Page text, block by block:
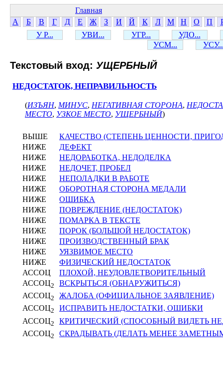
Главная
А
Б В Г Д Е Ж З И Й К Л М Н О П
У Р...
УВИ... УГР...
УДО...
УСМ...
Текстовый вход: УЩЕРБНЫЙ
НЕДОСТАТОК, НЕПРАВИЛЬНОСТЬ
(ИЗЪЯН, МИНУС, НЕГАТИВНАЯ СТОРОНА,
МЕСТО, УЗКОЕ МЕСТО, УЩЕРБНЫЙ)
ВЫШЕ
КАЧЕСТВО (СТЕПЕНЬ ЦЕННОСТИ,
НИЖЕ
ДЕФЕКТ
НИЖЕ
НЕДОРАБОТКА, НЕДОДЕЛКА
НИЖЕ
НЕДОЧЕТ, ПРОБЕЛ
НИЖЕ
НЕПОЛАДКИ В РАБОТЕ
НИЖЕ
ОБОРОТНАЯ СТОРОНА МЕДАЛИ
НИЖЕ
ОШИБКА
НИЖЕ
ПОВРЕЖДЕНИЕ (НЕДОСТАТОК)
НИЖЕ
ПОМАРКА В ТЕКСТЕ
НИЖЕ
ПОРОК (БОЛЬШОЙ НЕДОСТАТОК)
НИЖЕ
ПРОИЗВОДСТВЕННЫЙ БРАК
НИЖЕ
УЯЗВИМОЕ МЕСТО
НИЖЕ
ФИЗИЧЕСКИЙ НЕДОСТАТОК
АССОЦ
ПЛОХОЙ, НЕУДОВЛЕТВОРИТЕЛЬНЫЙ
АССОЦ2
ВСКРЫТЬСЯ (ОБНАРУЖИТЬСЯ)
АССОЦ2
ЖАЛОБА (ОФИЦИАЛЬНОЕ ЗАЯВЛЕНИЕ)
АССОЦ2
ИСПРАВИТЬ НЕДОСТАТКИ, ОШИБКИ
АССОЦ2
КРИТИЧЕСКИЙ (СПОСОБНЫЙ ВИДЕТЬ
АССОЦ2 СКРАДЫВАТЬ (ДЕЛАТЬ МЕНЕЕ